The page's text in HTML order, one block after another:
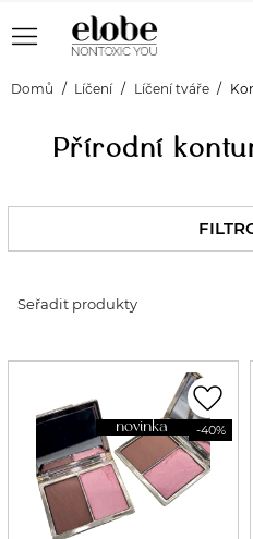
menu
Domů Líčení Líčení tváře
Přírodní
Seřadit produkty
-40%
novinka
favorite_border